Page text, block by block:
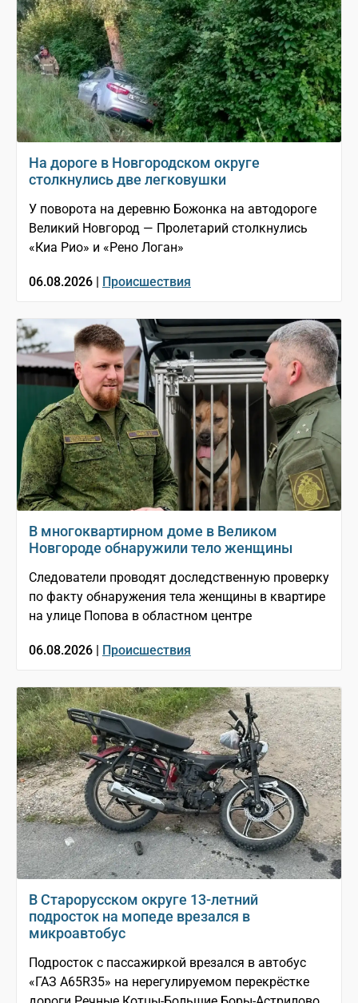
На дороге в Новгородском округе
столкнулись две легковушки
У поворота на деревню Божонка на автодороге
Великий Новгород — Пролетарий столкнулись
«Киа Рио» и «Рено Логан»
06.08.2026 | Происшествия
В многоквартирном доме в Великом
Новгороде обнаружили тело женщины
Следователи проводят доследственную проверку
по факту обнаружения тела женщины в квартире
на улице Попова в областном центре
06.08.2026 | Происшествия
В Старорусском округе 13-летний
подросток на мопеде врезался в
микроавтобус
Подросток с пассажиркой врезался в автобус
«ГАЗ A65R35» на нерегулируемом перекрёстке